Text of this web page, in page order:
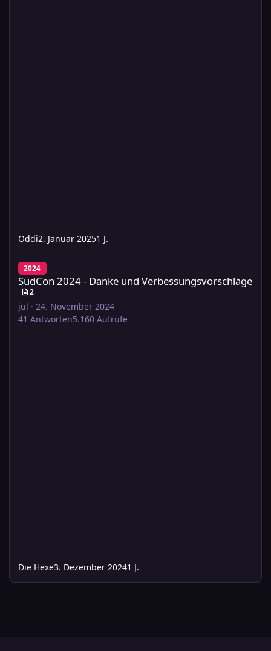
Oddi2. Januar 20251 J.
2024
SüdCon 2024 - Danke und Verbessungsvorschläge
2
jul · 24. November 2024
41 Antworten5.160 Aufrufe
Die Hexe3. Dezember 20241 J.